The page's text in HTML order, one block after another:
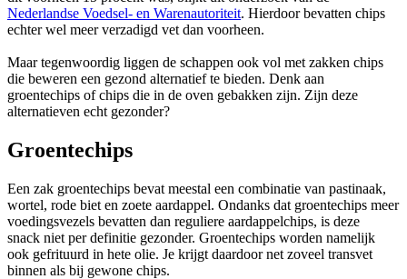
Nederlandse Voedsel- en Warenautoriteit. Hierdoor bevatten chips
echter wel meer verzadigd vet dan voorheen.
Maartegenwoordig liggen de schappen ook vol met zakken chips
die beweren een gezond alternatief te bieden. Denk aan
groentechips of chips die in de oven gebakken zijn. Zijn deze
alternatieven echt gezonder?
Groentechips
Een zak groentechips bevat meestal een combinatie van pastinaak,
wortel, rode biet en zoete aardappel. Ondanks dat groentechips meer
voedingsvezels bevatten dan reguliere aardappelchips, is deze
snack niet per definitie gezonder. Groentechips worden namelijk
ook gefrituurd in hete olie. Je krijgt daardoor net zoveel transvet
binnen als bij gewone chips.